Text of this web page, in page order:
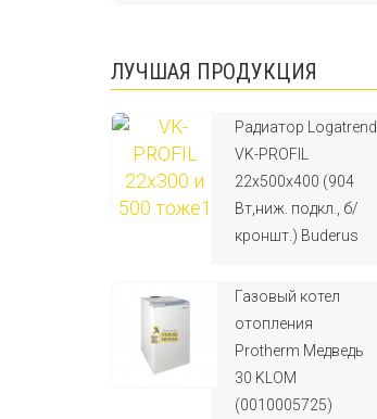
ЛУЧШАЯ ПРОДУКЦИЯ
Радиатор Logatrend
VK-PROFIL
22x500x400 (904
Вт,ниж. подкл., б/
кроншт.) Buderus
Газовый котел
отопления
Protherm Медведь
30 KLOM
(0010005725)